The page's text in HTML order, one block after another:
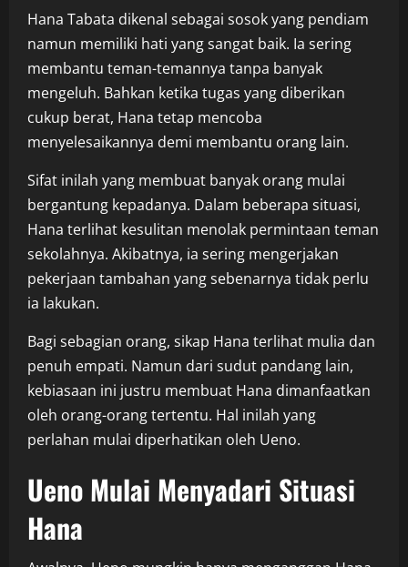
Hana Tabata dikenal sebagai sosok yang pendiam
namun memiliki hati yang sangat baik. Ia sering
membantu teman-temannya tanpa banyak
mengeluh. Bahkan ketika tugas yang diberikan
cukup berat, Hana tetap mencoba
menyelesaikannya demi membantu orang lain.
Sifat inilah yang membuat banyak orang mulai
bergantung kepadanya. Dalam beberapa situasi,
Hana terlihat kesulitan menolak permintaan teman
sekolahnya. Akibatnya, ia sering mengerjakan
pekerjaan tambahan yang sebenarnya tidak perlu
ia lakukan.
Bagi sebagian orang, sikap Hana terlihat mulia dan
penuh empati. Namun dari sudut pandang lain,
kebiasaan ini justru membuat Hana dimanfaatkan
oleh orang-orang tertentu. Hal inilah yang
perlahan mulai diperhatikan oleh Ueno.
Ueno Mulai Menyadari Situasi
Hana